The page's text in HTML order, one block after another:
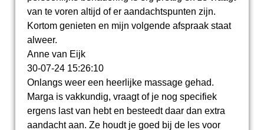
van te voren altijd of er aandachtspunten zijn.
Kortom genieten en mijn volgende afspraak staat
alweer.
Anne van Eijk
30-07-24 15:26:10
Onlangs weer een heerlijke massage gehad.
Marga is vakkundig, vraagt of je nog specifiek
ergens last van hebt en besteedt daar dan extra
aandacht aan. Ze houdt je goed bij de les voor